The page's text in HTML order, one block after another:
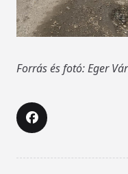
Forrás és fotó: Eger